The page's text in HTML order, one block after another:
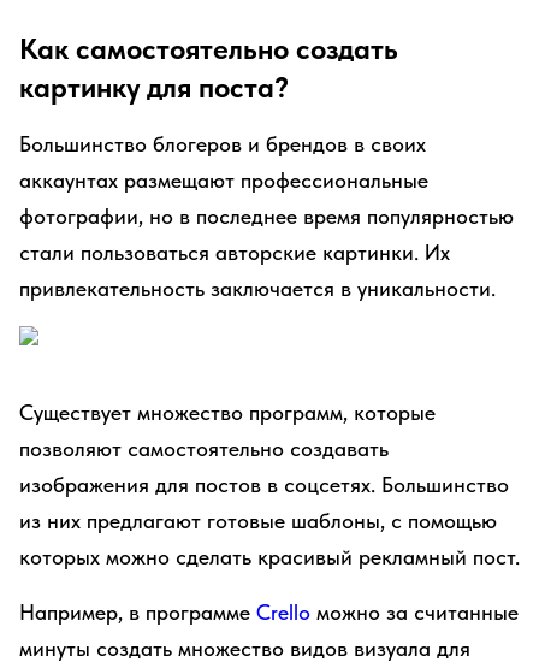
Как самостоятельно создать
картинку для поста?
Большинство блогеров и брендов в своих
аккаунтах размещают профессиональные
фотографии, но в последнее время популярностью
стали пользоваться авторские картинки. Их
привлекательность заключается в уникальности.
Существует множество программ, которые
позволяют самостоятельно создавать
изображения для постов в соцсетях. Большинство
из них предлагают готовые шаблоны, с помощью
которых можно сделать красивый рекламный пост.
Например, в программе Crello можно за считанные
минуты создать множество видов визуала для